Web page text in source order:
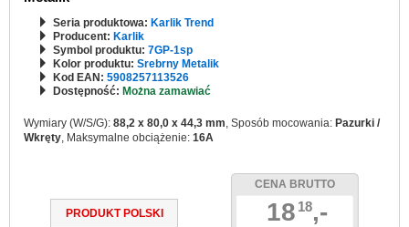
Seria produktowa: Karlik Trend
Producent: Karlik
Symbol produktu: 7GP-1sp
Kolor produktu: Srebrny Metalik
Kod EAN: 5908257113526
Dostępność: Można zamawiać
Wymiary (W/S/G): 88,2 x 80,0 x 44,3 mm, Sposób mocowania: Pazurki /
Wkręty, Maksymalne obciążenie: 16A
PRODUKT POLSKI
CENA BRUTTO
18 18,-